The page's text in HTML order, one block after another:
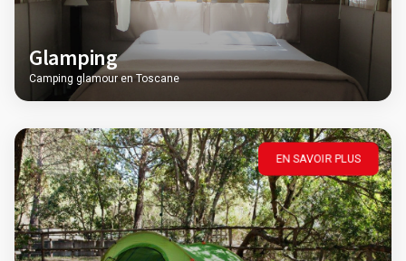
Glamping
Camping glamour en Toscane
EN SAVOIR PLUS